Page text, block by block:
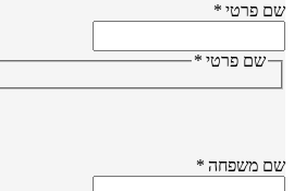
פרטי*
שם פרטי*
משפחה*